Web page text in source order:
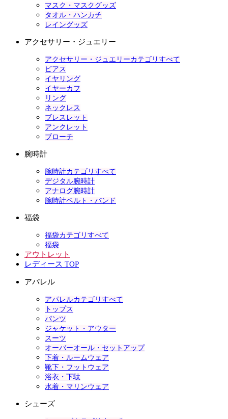
マスク・マスクグッズ
タオル・ハンカチ
レイングッズ
アクセサリー・ジュエリー
アクセサリー・ジュエリーカテゴリすべて
ピアス
イヤリング
イヤーカフ
リング
ネックレス
ブレスレット
アンクレット
ブローチ
腕時計
腕時計カテゴリすべて
デジタル腕時計
アナログ腕時計
腕時計ベルト・バンド
福袋
福袋カテゴリすべて
福袋
アウトレット
レディース TOP
アパレル
アパレルカテゴリすべて
トップス
パンツ
ジャケット・アウター
スーツ
オーバーオール・セットアップ
下着・ルームウェア
靴下・フットウェア
浴衣・下駄
水着・マリンウェア
シューズ